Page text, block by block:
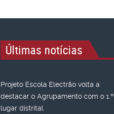
Últimas notícias
Projeto Escola Electrão volta a
destacar o Agrupamento com o 1.º
lugar distrital